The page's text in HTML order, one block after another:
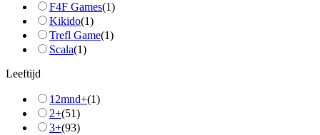
F4F Games(1)
Kikido(1)
Trefl Game(1)
Scala(1)
Leeftijd
12mnd+(1)
2+(51)
3+(93)